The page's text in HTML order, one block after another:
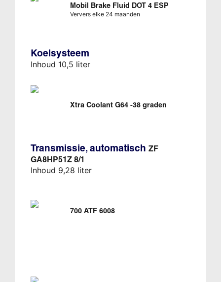
Mobil Brake Fluid DOT 4 ESP
Ververs elke 24 maanden
Koelsysteem
Inhoud 10,5 liter
Xtra Coolant G64 -38 graden
Transmissie, automatisch ZF
GA8HP51Z 8/1
Inhoud 9,28 liter
700 ATF 6008